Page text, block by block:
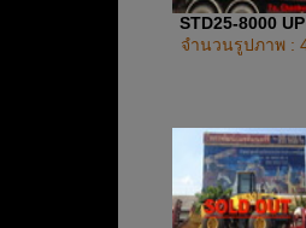
STD25-8000
จำนวนรูปภาพ :